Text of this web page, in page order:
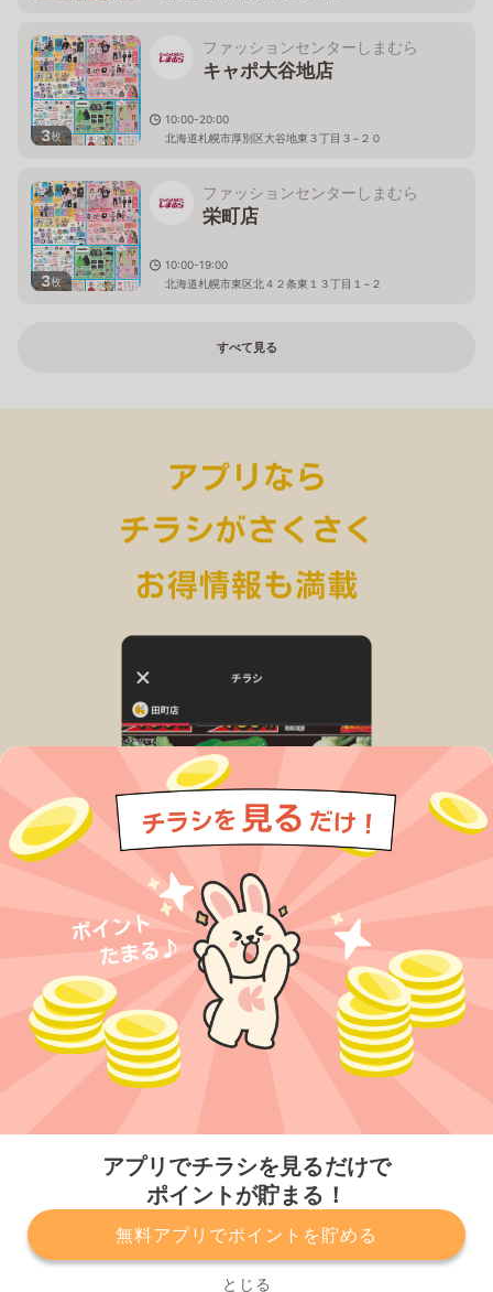
アプリでチラシを見るだけで
ポイントが貯まる！
無料アプリでポイントを貯める
とじる
3枚
ファッションセンターしまむら
キャポ大谷地店
10:00-20:00
北海道札幌市厚別区大谷地東３丁目３−２０
3枚
ファッションセンターしまむら
栄町店
10:00-19:00
北海道札幌市東区北４２条東１３丁目１−２
すべて見る
プライバシーポリシー 利用規約
運営会社
サービスに関してのお問い合わせ